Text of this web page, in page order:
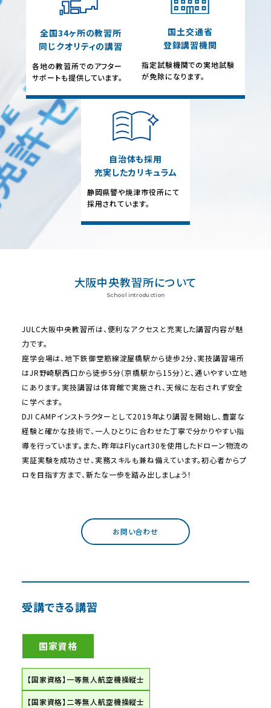
全国34ヶ所の教習所
同じクオリティの講習
各地の教習所でのアフター
サポートも提供しています。
国土交通省
登録講習機関
指定試験機関での実地試験
が免除になります。
自治体も採用
充実したカリキュラム
静岡県警や焼津市役所にて
採用されています。
大阪中央教習所について
School introduction
JULC大阪中央教習所は、便利なアクセスと充実した講習内容が魅
力です。
座学会場は、地下鉄御堂筋線淀屋橋駅から徒歩2分、実技講習場所
はJR野崎駅西口から徒歩5分（京橋駅から15分）と、通いやすい立地
にあります。実技講習は体育館で実施され、天候に左右されず安全
に学べます。
DJI CAMPインストラクターとして2019年より講習を開始し、豊富な
経験と確かな技術で、一人ひとりに合わせた丁寧で分かりやすい指
導を行っています。また、昨年はFlycart30を使用したドローン物流の
実証実験を成功させ、実務スキルも兼ね備えています。初心者からプ
ロを目指す方まで、新たな一歩を踏み出しましょう！
お問い合わせ
受講できる講習
国家資格
【国家資格】一等無人航空機操縦士
【国家資格】二等無人航空機操縦士